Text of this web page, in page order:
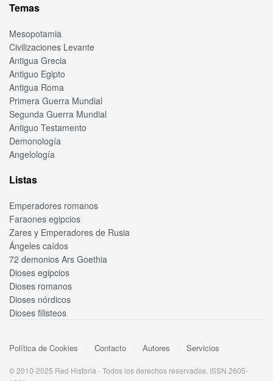
Temas
Mesopotamia
Civilizaciones Levante
Antigua Grecia
Antiguo Egipto
Antigua Roma
Primera Guerra Mundial
Segunda Guerra Mundial
Antiguo Testamento
Demonología
Angelología
Listas
Emperadores romanos
Faraones egipcios
Zares y Emperadores de Rusia
Ángeles caídos
72 demonios Ars Goethia
Dioses egipcios
Dioses romanos
Dioses nórdicos
Dioses filisteos
Política de Cookies Contacto Autores Servicios
© 2010-2025 Red Historia - Todos los derechos reservados. ISSN 2605-